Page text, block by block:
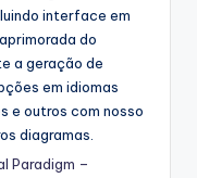
interface em
do
a geração de
em idiomas
e outros com nosso
diagramas.
Paradigm –